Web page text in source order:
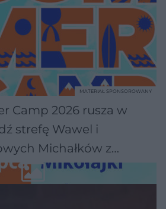
Camp 2026 rusza w
strefę Wawel i
Michałków z
MATERIAŁ SPONSOROWANY